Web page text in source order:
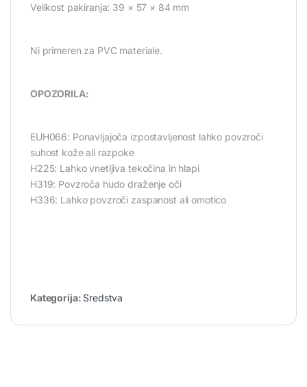
Velikost pakiranja: 39 × 57 × 84 mm
Ni primeren za PVC materiale.
OPOZORILA:
EUH066: Ponavljajoča izpostavljenost lahko povzroči
suhost kože ali razpoke
H225: Lahko vnetljiva tekočina in hlapi
H319: Povzroča hudo draženje oči
H336: Lahko povzroči zaspanost ali omotico
Kategorija: Sredstva